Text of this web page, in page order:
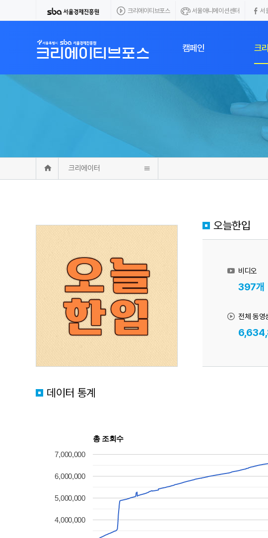
크리에이티브포스 서울애니메이션센터 서
캠페인 크
크
완
크리에이터
오늘한입
비디오
397개
전체 동영
데이터 통계
총 조회수
4,000,000
5,000,000
6,000,000
7,000,000